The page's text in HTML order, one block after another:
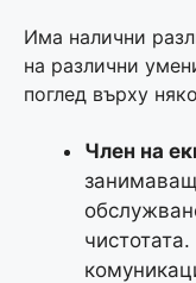
Има налични
на различни
поглед върху
Член на